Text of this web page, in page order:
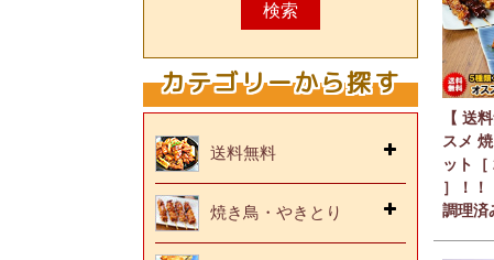
検索
カテゴリーから探す
送料無料
焼き鳥・やきとり
【 送
スメ
ット［
］！！
調理済